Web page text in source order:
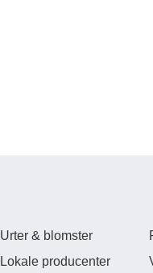
Urter & blomster
Lokale producenter